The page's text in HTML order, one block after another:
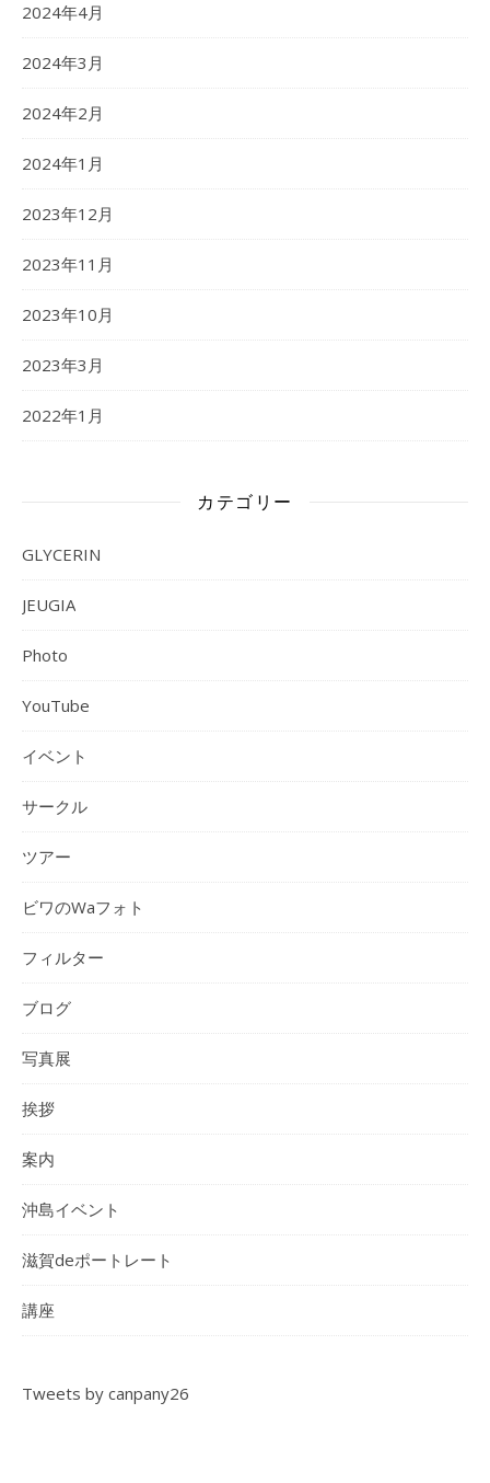
2024年4月
2024年3月
2024年2月
2024年1月
2023年12月
2023年11月
2023年10月
2023年3月
2022年1月
カテゴリー
GLYCERIN
JEUGIA
Photo
YouTube
イベント
サークル
ツアー
ビワのWaフォト
フィルター
ブログ
写真展
挨拶
案内
沖島イベント
滋賀deポートレート
講座
Tweets by canpany26